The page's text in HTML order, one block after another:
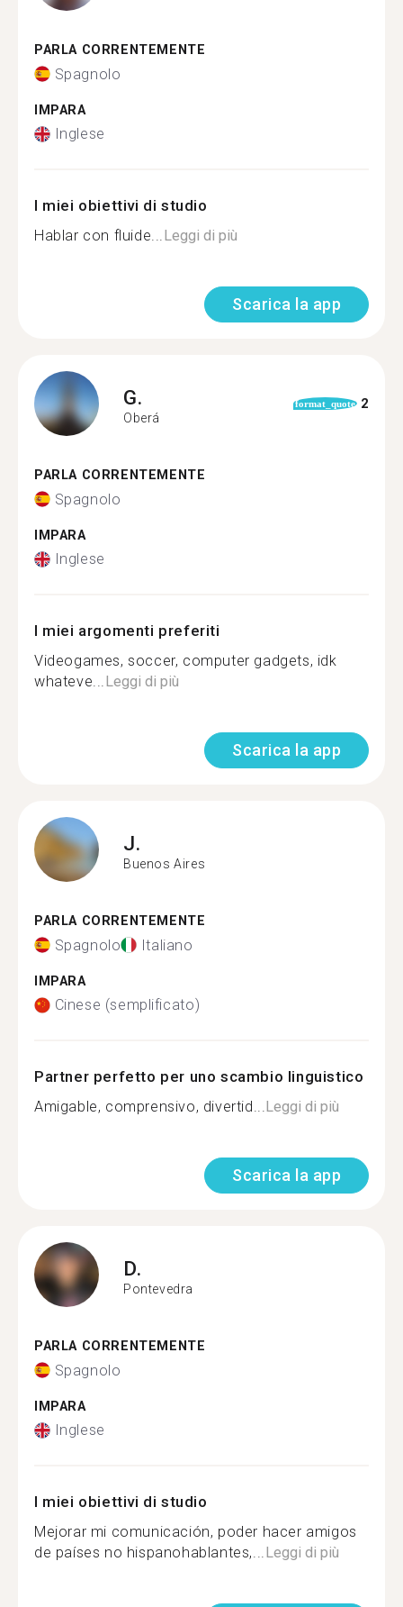
PARLA CORRENTEMENTE
Spagnolo
IMPARA
Inglese
I miei obiettivi di studio
Hablar con fluide...Leggi di più
Scarica la app
G.
Oberá
format_quote 2
PARLA CORRENTEMENTE
Spagnolo
IMPARA
Inglese
I miei argomenti preferiti
Videogames, soccer, computer gadgets, idk
whateve...Leggi di più
Scarica la app
J.
Buenos Aires
PARLA CORRENTEMENTE
Spagnolo Italiano
IMPARA
Cinese (semplificato)
Partner perfetto per uno scambio linguistico
Amigable, comprensivo, divertid...Leggi di più
Scarica la app
D.
Pontevedra
PARLA CORRENTEMENTE
Spagnolo
IMPARA
Inglese
I miei obiettivi di studio
Mejorar mi comunicación, poder hacer amigos
de países no hispanohablantes,...Leggi di più